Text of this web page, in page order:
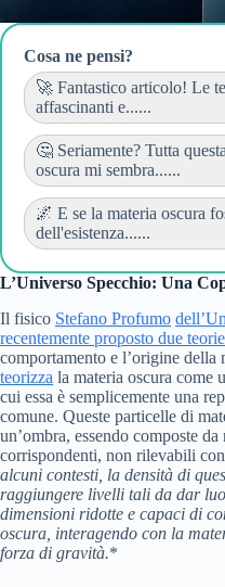
Cosa ne pensi?
🚀 Fantastico articolo! Le
affascinanti e......
🤔 Seriamente? Tutta
oscura mi sembra......
🌌 E se la materia oscura
dell'esistenza......
L’Universo Specchio: Una
Il fisico Stefano Profumo
recentemente proposto due
comportamento e l’origine della
teorizza la materia oscura come
cui essa è semplicemente una
comune. Queste particelle di
un’ombra, essendo composte
corrispondenti, non rilevabili
alcuni contesti, la densità di
raggiungere livelli tali da dar
dimensioni ridotte e capaci di
oscura, interagendo con la
forza di gravità.*